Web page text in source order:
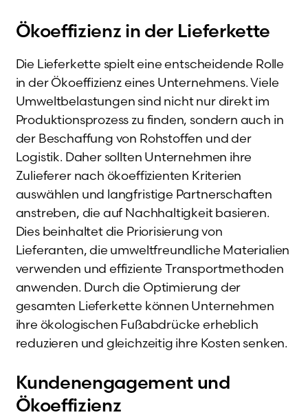
Ökoeffizienz in der Lieferkette
Die Lieferkette spielt eine entscheidende Rolle
in der Ökoeffizienz eines Unternehmens. Viele
Umweltbelastungen sind nicht nur direkt im
Produktionsprozess zu finden, sondern auch in
der Beschaffung von Rohstoffen und der
Logistik. Daher sollten Unternehmen ihre
Zulieferer nach ökoeffizienten Kriterien
auswählen und langfristige Partnerschaften
anstreben, die auf Nachhaltigkeit basieren.
Dies beinhaltet die Priorisierung von
Lieferanten, die umweltfreundliche Materialien
verwenden und effiziente Transportmethoden
anwenden. Durch die Optimierung der
gesamten Lieferkette können Unternehmen
ihre ökologischen Fußabdrücke erheblich
reduzieren und gleichzeitig ihre Kosten senken.
Kundenengagement und
Ökoeffizienz